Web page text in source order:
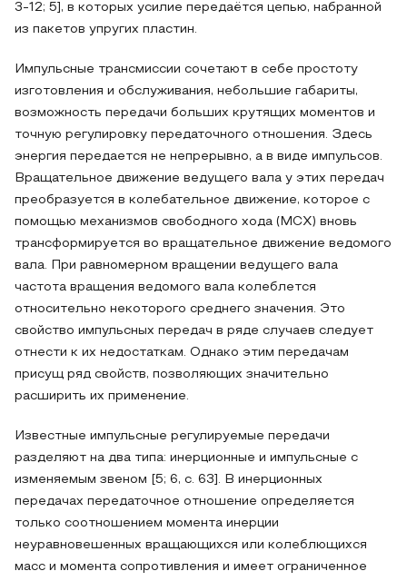
3-12; 5], в которых усилие передаётся цепью, набранной
из пакетов упругих пластин.
Импульсные трансмиссии сочетают в себе простоту
изготовления и обслуживания, небольшие габариты,
возможность передачи больших крутящих моментов и
точную регулировку передаточного отношения. Здесь
энергия передается не непрерывно, а в виде импульсов.
Вращательное движение ведущего вала у этих передач
преобразуется в колебательное движение, которое с
помощью механизмов свободного хода (МСХ) вновь
трансформируется во вращательное движение ведомого
вала. При равномерном вращении ведущего вала
частота вращения ведомого вала колеблется
относительно некоторого среднего значения. Это
свойство импульсных передач в ряде случаев следует
отнести к их недостаткам. Однако этим передачам
присущ ряд свойств, позволяющих значительно
расширить их применение.
Известные импульсные регулируемые передачи
разделяют на два типа: инерционные и импульсные с
изменяемым звеном [5; 6, с. 63]. В инерционных
передачах передаточное отношение определяется
только соотношением момента инерции
неуравновешенных вращающихся или колеблющихся
масс и момента сопротивления и имеет ограниченное